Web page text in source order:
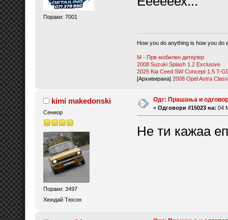
Пораки: 7001
How you do anything is how you do
М - Прв мобилен дитејлер
2008 Suzuki Splash 1.2 Exclusive
2025 Kia Ceed SW Concept 1.5 T-
[Архивирана] 2008 Opel Astra
kimi makedonski
Сениор
Пораки: 3497
Хюндай Тюсон
Одг: Прашања и
« Одговори #15023 на: 04
Не ти кажаа